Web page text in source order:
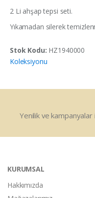
2 Li ahşap tepsi seti.
Yıkamadan silerek
Stok Kodu: HZ1940000
Koleksiyonu
Yenilik ve
KURUMSAL
Hakkımızda